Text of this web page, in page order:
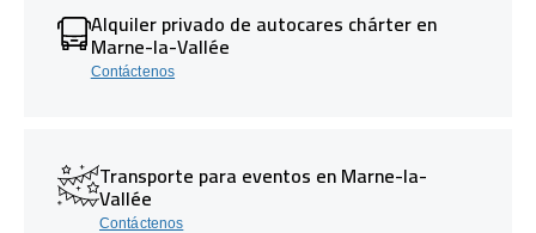
Alquiler privado de autocares chárter en
Marne-la-Vallée
Contáctenos
Transporte para eventos en Marne-la-
Vallée
Contáctenos